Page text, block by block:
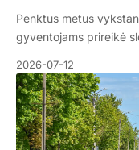
Penktus metus
gyventojams prireikė
2026-07-12